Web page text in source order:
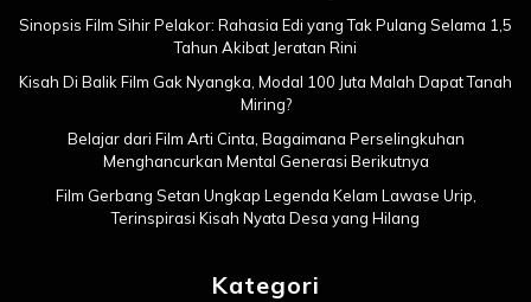
Sinopsis Film Sihir Pelakor: Rahasia Edi yang Tak Pulang Selama 1,5
Tahun Akibat Jeratan Rini
Kisah Di Balik Film Gak Nyangka, Modal 100 Juta Malah Dapat Tanah
Miring?
Belajar dari Film Arti Cinta, Bagaimana Perselingkuhan
Menghancurkan Mental Generasi Berikutnya
Film Gerbang Setan Ungkap Legenda Kelam Lawase Urip,
Terinspirasi Kisah Nyata Desa yang Hilang
Kategori